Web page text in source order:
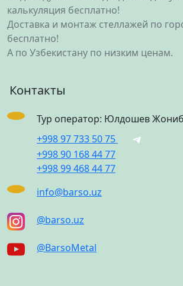
калькуляция бесплатно!
Доставка и монтаж стеллажей по
бесплатно!
А по Узбекистану по низким ценам.
Контакты
Тур оператор: Юлдошев
+998 97 733 50 75
+998 90 168 44 77
+998 99 468 44 77
info@barso.uz
@barso.uz
@BarsoMetal